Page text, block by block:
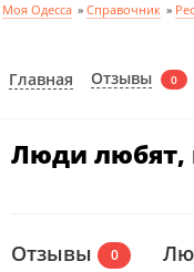
Моя Одесса » Справочник »
Главная Отзывы 0
Люди любят,
Отзывы 0